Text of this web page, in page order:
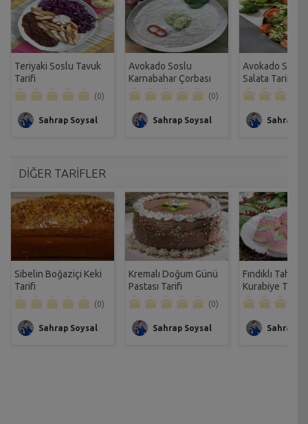
Teriyaki Soslu Tavuk
Tarifi
(0)
Sahrap Soysal
Avokado Soslu
Karnabahar Çorbası
Tarifi
(0)
Sahrap Soysal
Avokado Soslu
Salata Tarifi
Sahrap
DİĞER TARİFLER
Sibelin Boğaziçi Keki
Tarifi
(0)
Sahrap Soysal
Kremalı Doğum Günü
Pastası Tarifi
(0)
Sahrap Soysal
Fındıklı Tahinli
Kurabiye Tarifi
Sahrap